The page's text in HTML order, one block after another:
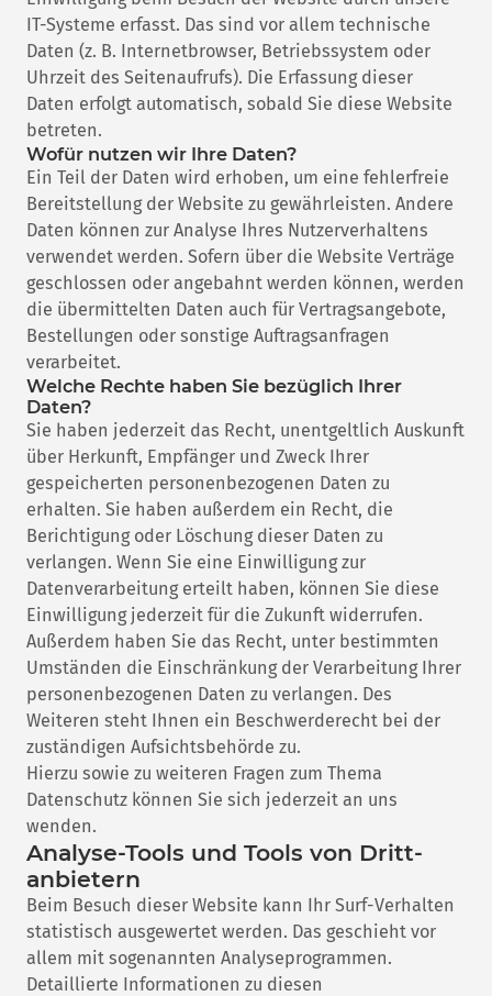
IT-Systeme erfasst. Das sind vor allem technische
Daten (z. B. Internetbrowser, Betriebssystem oder
Uhrzeit des Seitenaufrufs). Die Erfassung dieser
Daten erfolgt automatisch, sobald Sie diese Website
betreten.
Wofür nutzen wir Ihre Daten?
Ein Teil der Daten wird erhoben, um eine fehlerfreie
Bereitstellung der Website zu gewährleisten. Andere
Daten können zur Analyse Ihres Nutzerverhaltens
verwendet werden. Sofern über die Website Verträge
geschlossen oder angebahnt werden können, werden
die übermittelten Daten auch für Vertragsangebote,
Bestellungen oder sonstige Auftragsanfragen
verarbeitet.
Welche Rechte haben Sie bezüglich Ihrer
Daten?
Sie haben jederzeit das Recht, unentgeltlich Auskunft
über Herkunft, Empfänger und Zweck Ihrer
gespeicherten personenbezogenen Daten zu
erhalten. Sie haben außerdem ein Recht, die
Berichtigung oder Löschung dieser Daten zu
verlangen. Wenn Sie eine Einwilligung zur
Datenverarbeitung erteilt haben, können Sie diese
Einwilligung jederzeit für die Zukunft widerrufen.
Außerdem haben Sie das Recht, unter bestimmten
Umständen die Einschränkung der Verarbeitung Ihrer
personenbezogenen Daten zu verlangen. Des
Weiteren steht Ihnen ein Beschwerderecht bei der
zuständigen Aufsichtsbehörde zu.
Hierzu sowie zu weiteren Fragen zum Thema
Datenschutz können Sie sich jederzeit an uns
wenden.
Analyse-Tools und Tools von Dritt­
anbietern
Beim Besuch dieser Website kann Ihr Surf-Verhalten
statistisch ausgewertet werden. Das geschieht vor
allem mit sogenannten Analyseprogrammen.
Detaillierte Informationen zu diesen